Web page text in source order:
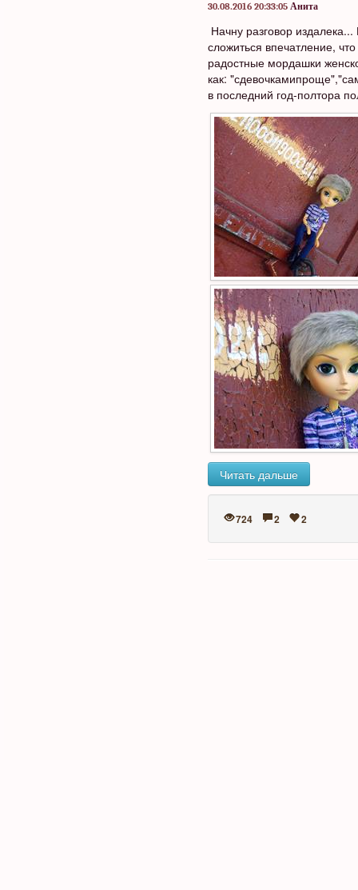
30.08.2016 20:33:05 Анита
Начну разговор
сложиться впечатление,
радостные мордашки
как:
в последний год-полтора
Читать дальше
724 2 2